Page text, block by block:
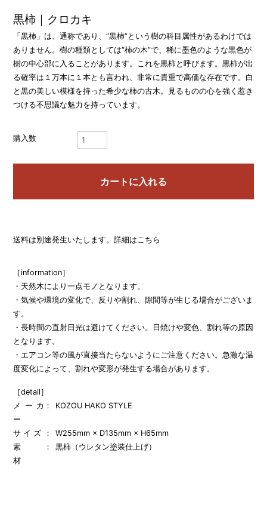
黒柿｜クロカキ
「黒柿」は、通称であり、“黒柿”という樹の科目属性があるわけでは
ありません。樹の種類としては“柿の木”で、稀に墨色のような黒色が
樹の中心部に入ることがあります。これを黒柿と呼びます。黒柿が出
る確率は１万本に１本とも言われ、非常に貴重で高価な存在です。白
と黒の美しい模様を持った希少な柿の古木。見るものの心を強く惹き
つける不思議な魅力を持っています。
購入数
送料は別途発生いたします。詳細は こちら
［information］
・天然木により一点モノとなります。
・気候や環境の変化で、反りや割れ、隙間等が生じる場合がございま
す。
・長時間の直射日光は避けてください。日焼けや変色、割れ等の原因
となります。
・エアコン等の風が直接当たらないようにご注意ください。急激な温
度変化によって、割れや変形が発生する場合があります。
［detail］
メーカ
ー
KOZOU HAKO STYLE
サ イ ズ
W255mm × D135mm × H65mm
素
材
黒柿（ウレタン塗装仕上げ）